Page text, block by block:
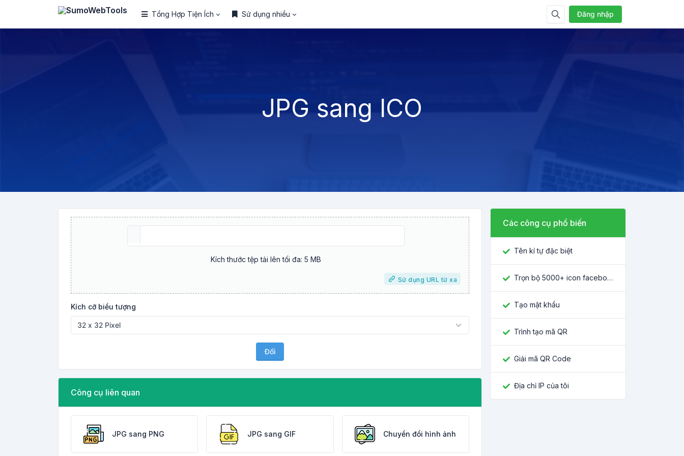
Đăng nhập
Tổng Hợp Tiện Ích Sử dụng nhiều
JPG sang ICO
Kích thước tệp tải lên tối đa: 5 MB
Sử dụng URL từ xa
Kích cỡ biểu tượng
Đổi
Công cụ liên quan
JPG sang PNG JPG sang GIF Chuyển đổi hình ảnh
Các công cụ phổ biến
Tên kí tự đặc biệt
Trọn bộ 5000+ icon facebook mới nhất
Tạo mật khẩu
Trình tạo mã QR
Giải mã QR Code
Địa chỉ IP của tôi